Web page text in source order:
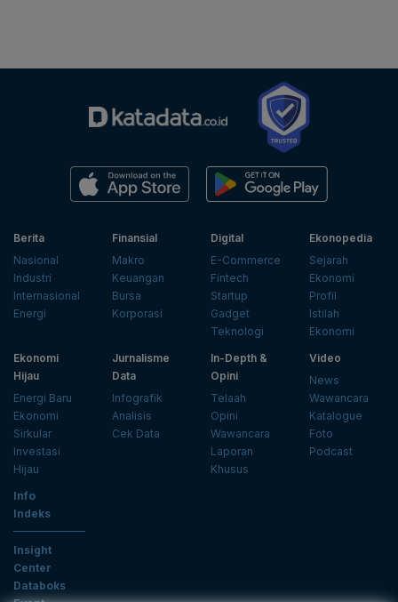
Berita
Nasional
Industri
Internasional
Energi
Finansial
Makro
Keuangan
Bursa
Korporasi
Digital
E-Commerce
Fintech
Startup
Gadget
Teknologi
Ekonopedia
Sejarah
Ekonomi
Profil
Istilah
Ekonomi
Ekonomi
Hijau
Energi Baru
Ekonomi
Sirkular
Investasi
Hijau
Jurnalisme
Data
Infografik
Analisis
Cek Data
In-Depth &
Opini
Telaah
Opini
Wawancara
Laporan
Khusus
Video
News
Wawancara
Katalogue
Foto
Podcast
Info
Indeks
Insight
Center
Databoks